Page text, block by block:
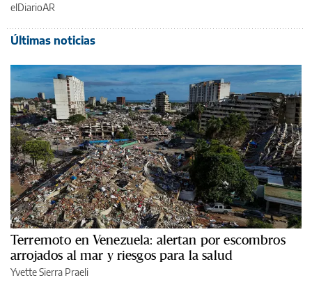
elDiarioAR
Últimas noticias
Terremoto en Venezuela: alertan por escombros
arrojados al mar y riesgos para la salud
Yvette Sierra Praeli